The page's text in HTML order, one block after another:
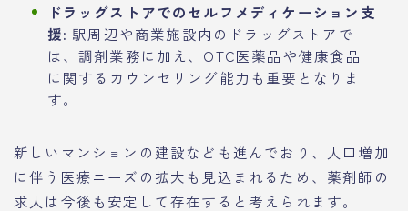
ドラッグストアでのセルフメディケーション支
援: 駅周辺や商業施設内のドラッグストアで
は、調剤業務に加え、OTC医薬品や健康食品
に関するカウンセリング能力も重要となりま
す。
新しいマンションの建設なども進んでおり、人口増加
に伴う医療ニーズの拡大も見込まれるため、薬剤師の
求人は今後も安定して存在すると考えられます。